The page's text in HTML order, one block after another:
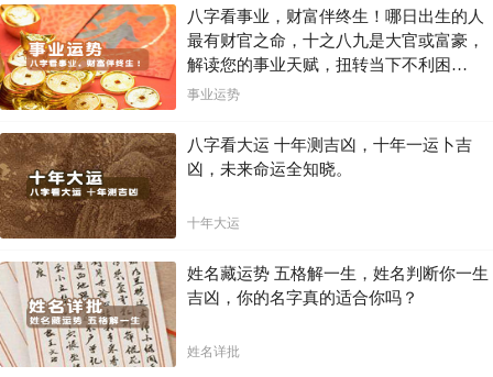
八字看事业，财富伴终生！哪日出生的人
最有财官之命，十之八九是大官或富豪，
解读您的事业天赋，扭转当下不利困
局！！
事业运势
八字看大运 十年测吉凶，十年一运卜吉
凶，未来命运全知晓。
十年大运
姓名藏运势 五格解一生，姓名判断你一生
吉凶，你的名字真的适合你吗？
姓名详批